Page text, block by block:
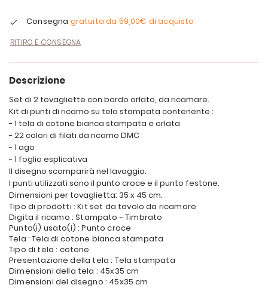
Consegna gratuita da 59,00€ di acquisto
RITIRO E CONSEGNA
Descrizione
Set di 2 tovagliette con bordo orlato, da ricamare.
Kit di punti di ricamo su tela stampata contenente :
- 1 tela di cotone bianca stampata e orlata
- 22 colori di filati da ricamo DMC
- 1 ago
- 1 foglio esplicativa
Il disegno scomparirà nel lavaggio.
I punti utilizzati sono il punto croce e il punto festone.
Dimensioni per tovaglietta: 35 x 45 cm.
Tipo di prodotti : Kit set da tavolo da ricamare
Digita il ricamo : Stampato - Timbrato
Punto(i) usato(i) : Punto croce
Tela : Tela di cotone bianca stampata
Tipo di tela : cotone
Presentazione della tela : Tela stampata
Dimensioni della tela : 45x35 cm
Dimensioni del disegno : 45x35 cm